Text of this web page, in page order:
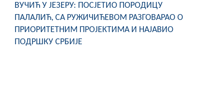
ВУЧИЋ У ЈЕЗЕРУ: ПОСЈЕТИО ПОРОДИЦУ
ПАЛАЛИЋ, СА РУЖИЧИЋЕВОМ РАЗГОВАРАО О
ПРИОРИТЕТНИМ ПРОЈЕКТИМА И НАЈАВИО
ПОДРШКУ СРБИЈЕ